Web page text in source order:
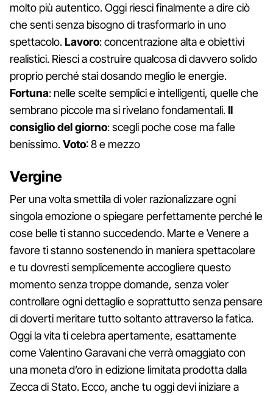
molto più autentico. Oggi riesci finalmente a dire ciò
che senti senza bisogno di trasformarlo in uno
spettacolo.Lavoro: concentrazione alta e obiettivi
realistici. Riesci a costruire qualcosa di davvero solido
proprio perché stai dosando meglio le energie.
Fortuna: nelle scelte semplici e intelligenti, quelle che
sembrano piccole ma si rivelano fondamentali.Il
consiglio del giorno: scegli poche cose ma falle
benissimo.Voto: 8 e mezzo
Vergine
Per una volta smettila di voler razionalizzare ogni
singola emozione o spiegare perfettamente perché le
cose belle ti stanno succedendo. Marte e Venere a
favore ti stanno sostenendo in maniera spettacolare
e tu dovresti semplicemente accogliere questo
momento senza troppe domande, senza voler
controllare ogni dettaglio e soprattutto senza pensare
di doverti meritare tutto soltanto attraverso la fatica.
Oggi la vita ti celebra apertamente, esattamente
come Valentino Garavani che verrà omaggiato con
una moneta d’oro in edizione limitata prodotta dalla
Zecca di Stato. Ecco, anche tu oggi devi iniziare a